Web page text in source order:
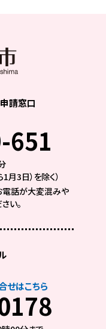
請窓口
651
日）を除く）
話が大変混みや
い。
せはこちら